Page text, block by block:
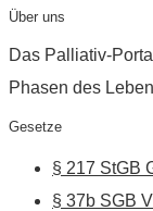
Über uns
Das Palliativ-
Phasen des
Gesetze
§ 217 StGB
§ 37b SGB